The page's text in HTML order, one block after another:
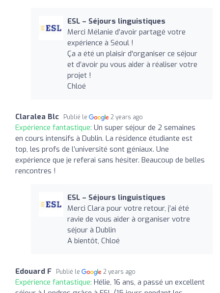
ESL – Séjours linguistiques
Merci Mélanie d’avoir partagé votre
expérience à Séoul !
Ça a été un plaisir d'organiser ce séjour
et d’avoir pu vous aider à réaliser votre
projet !
Chloé
Claralea Blc Publié le 2 years ago
Expérience fantastique: Un super séjour de 2 semaines
en cours intensifs à Dublin. La résidence étudiante est
top, les profs de l’université sont géniaux. Une
expérience que je referai sans hésiter. Beaucoup de belles
rencontres !
ESL – Séjours linguistiques
Merci Clara pour votre retour, j’ai été
ravie de vous aider à organiser votre
séjour à Dublin
A bientôt, Chloé
Edouard F Publié le 2 years ago
Expérience fantastique: Hélie, 16 ans, a passé un excellent